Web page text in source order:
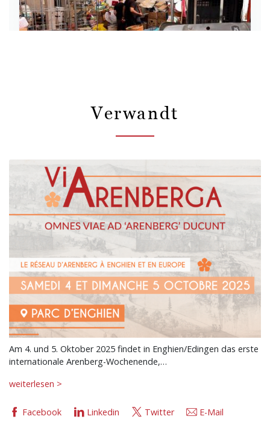
Verwandt
Am 4. und 5. Oktober 2025 findet in Enghien/Edingen das erste
internationale Arenberg-Wochenende,…
weiterlesen >
Facebook Linkedin Twitter E-Mail